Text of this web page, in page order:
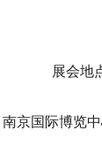
展会地
南京国际博览